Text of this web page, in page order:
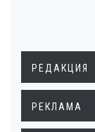
РЕДАКЦИЯ
РЕКЛАМА